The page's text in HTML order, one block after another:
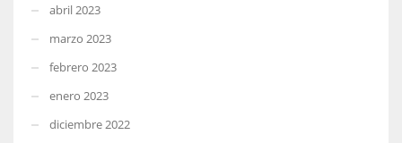
abril 2023
marzo 2023
febrero 2023
enero 2023
diciembre 2022